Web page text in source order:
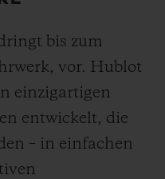
bis zum
vor. Hublot
einzigartigen
entwickelt, die
– in einfachen